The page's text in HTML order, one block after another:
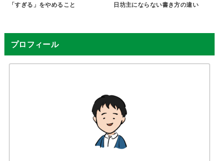
「すぎる」をやめること
日坊主にならない書き方の違い
プロフィール